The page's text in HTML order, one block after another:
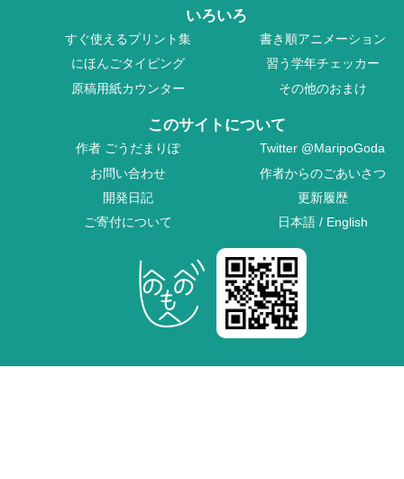
いろいろ
すぐ使えるプリント集
書き順アニメーション
にほんごタイピング
習う学年チェッカー
原稿用紙カウンター
その他のおまけ
このサイトについて
作者 ごうだまりぽ Twitter @MaripoGoda
お問い合わせ
作者からのごあいさつ
開発日記
更新履歴
ご寄付について
日本語 / English